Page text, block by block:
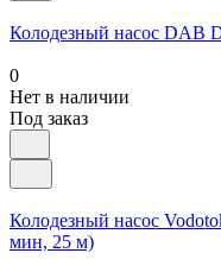
Колодезный насос DAB
0
Нет в наличии
Под заказ
Колодезный насос
мин, 25 м)